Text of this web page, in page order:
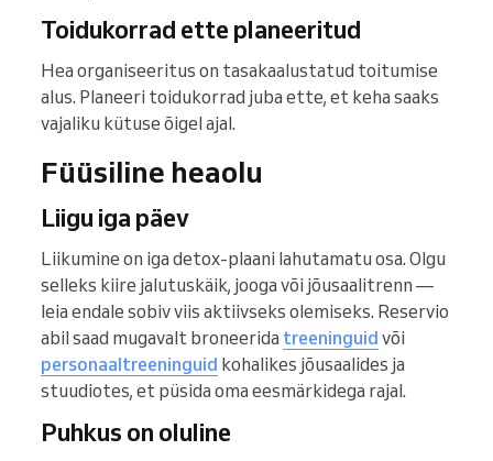
Toidukorrad ette planeeritud
Hea organiseeritus on tasakaalustatud toitumise
alus. Planeeri toidukorrad juba ette, et keha saaks
vajaliku kütuse õigel ajal.
Füüsiline heaolu
Liigu iga päev
Liikumine on iga detox-plaani lahutamatu osa. Olgu
selleks kiire jalutuskäik, jooga või jõusaalitrenn —
leia endale sobiv viis aktiivseks olemiseks. Reservio
abil saad mugavalt broneerida treeninguid või
personaaltreeninguid kohalikes jõusaalides ja
stuudiotes, et püsida oma eesmärkidega rajal.
Puhkus on oluline